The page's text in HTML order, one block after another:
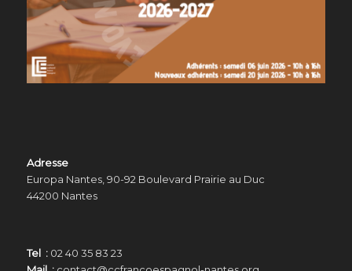
Adresse
Europa Nantes, 90-92 Boulevard Prairie au Duc
44200 Nantes
Tel : 02 40 35 83 23